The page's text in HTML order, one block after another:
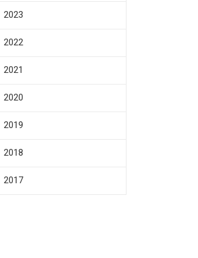
2023
2022
2021
2020
2019
2018
2017